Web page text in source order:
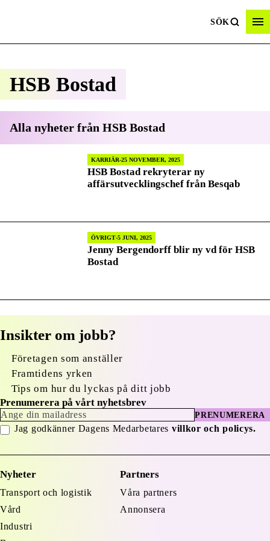
SÖK
HSB Bostad
Alla nyheter från HSB Bostad
KARRIÄR 25 NOVEMBER, 2025
HSB Bostad rekryterar ny
affärsutvecklingschef från Besqab
ÖVRIGT 5 JUNI, 2025
Jenny Bergendorff blir ny vd för HSB
Bostad
Insikter om jobb?
Företagen som anställer
Framtidens yrken
Tips om hur du lyckas på ditt jobb
Prenumerera på vårt nyhetsbrev
PRENUMERERA
Jag godkänner Dagens Medarbetares villkor och policys.
Nyheter
Transport och logistik
Vård
Industri
Partners
Våra partners
Annonsera